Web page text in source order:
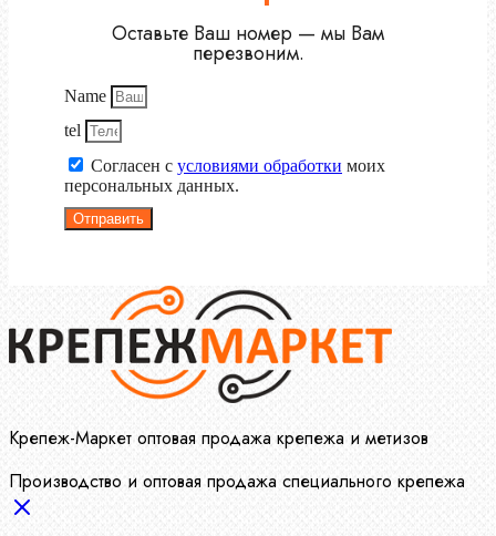
Оставьте Ваш номер — мы Вам
перезвоним.
Name
tel
Согласен с условиями обработки моих
персональных данных.
Отправить
Крепеж-Маркет оптовая продажа крепежа и метизов
Производство и оптовая продажа специального крепежа